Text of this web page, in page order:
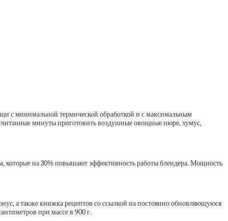
с минимальной термической обработкой и с максимальным
минуты приготовить воздушные овощные пюре, хумус,
которые на 30% повышают эффективность работы блендера. Мощность
а также книжка рецептов со ссылкой на постоянно обновляющуюся
при массе в 900 г.